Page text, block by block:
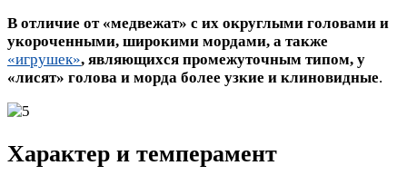
В отличие от «медвежат» с их округлыми головами и
укороченными, широкими мордами, а также
«игрушек», являющихся промежуточным типом, у
«лисят» голова и морда более узкие и клиновидные.
Характер и темперамент